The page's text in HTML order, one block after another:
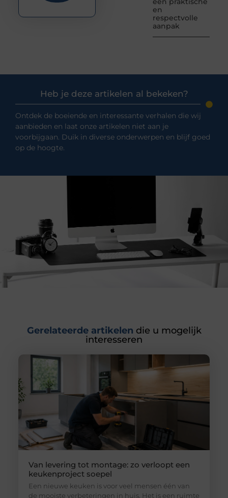
en
respectvolle
aanpak
Heb je deze artikelen al bekeken?
Ontdek de boeiende en interessante verhalen die wij
aanbieden en laat onze artikelen niet aan je
voorbijgaan. Duik in diverse onderwerpen en blijf goed
op de hoogte.
Gerelateerde artikelen die u mogelijk
interesseren
Van levering tot montage: zo verloopt een
keukenproject soepel
Een nieuwe keuken is voor veel mensen één van
de mooiste verbeteringen in huis. Het is een ruimte